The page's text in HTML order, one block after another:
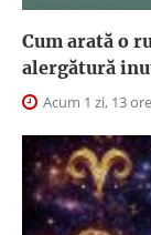
Cum arată o
alergătură
Acum 1 zi, 13 ore